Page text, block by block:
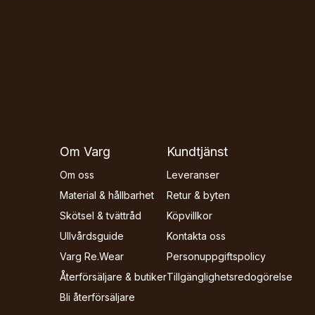
Om Varg
Om oss
Material & hållbarhet
Skötsel & tvättråd
Ullvårdsguide
Varg Re.Wear
Återförsäljare & butiker
Bli återförsäljare
Kundtjänst
Leveranser
Retur & byten
Köpvillkor
Kontakta oss
Personuppgiftspolicy
Tillgänglighets­redogörelse